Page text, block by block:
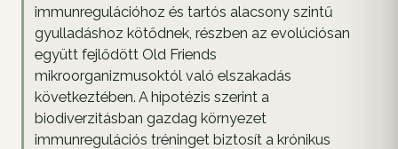
immunregulációhoz és tartós alacsony szintű
gyulladáshoz kötődnek, részben az evolúciósan
együtt fejlődött Old Friends
mikroorganizmusoktól való elszakadás
következtében. A hipotézis szerint a
biodiverzitásban gazdag környezet
immunregulációs tréninget biztosít a krónikus